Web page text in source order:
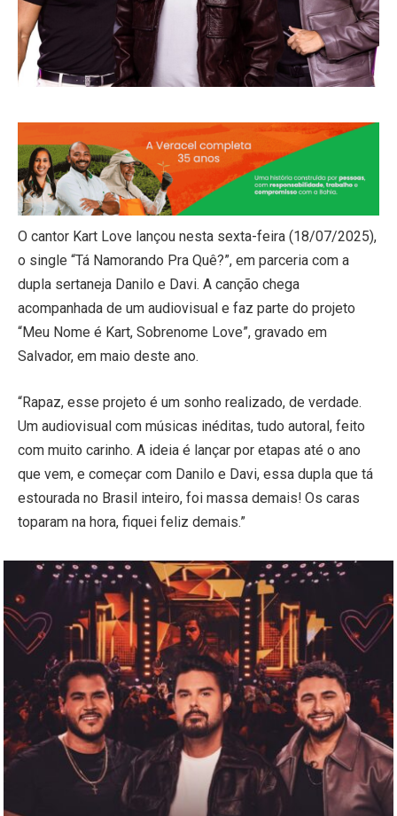
O cantor Kart Love lançou nesta sexta-feira (18/07/2025),
o single “Tá Namorando Pra Quê?”, em parceria com a
dupla sertaneja Danilo e Davi. A canção chega
acompanhada de um audiovisual e faz parte do projeto
“Meu Nome é Kart, Sobrenome Love”, gravado em
Salvador, em maio deste ano.
“Rapaz, esse projeto é um sonho realizado, de verdade.
Um audiovisual com músicas inéditas, tudo autoral, feito
com muito carinho. A ideia é lançar por etapas até o ano
que vem, e começar com Danilo e Davi, essa dupla que tá
estourada no Brasil inteiro, foi massa demais! Os caras
toparam na hora, fiquei feliz demais.”